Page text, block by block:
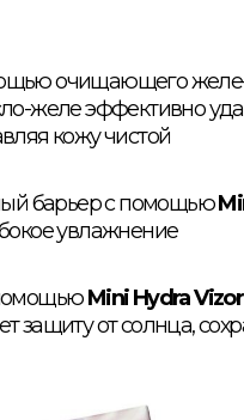
очищающего
желе эффективно
кожу чистой
барьер с помощью
увлажнение
Mini Hydra Vizor
защиту от солнца,